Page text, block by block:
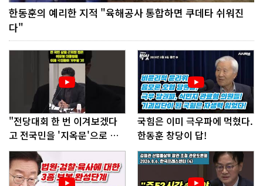
한동훈의 예리한 지적 "육해공사 통합하면 쿠데타 쉬워진
다"
"전당대회 한 번 이겨보겠다
고 전국민을 '지옥문'으로 밀
어!"
국힘은 이미 극우파에 먹혔다.
한동훈 창당이 답!